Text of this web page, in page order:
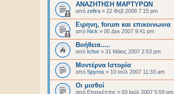
ΑΝΑΖΗΤΗΣΗ ΜΑΡΤΥΡΩΝ
από zefira » 22 Φεβ 2008 7:15 pm
Ειρηνη, forum και επικοινωνια
από Nick » 05 Δεκ 2007 9:41 pm
Βοήθεια.....
από Ichor » 31 Μάιος 2007 2:53 pm
Μοντέρνα Ιστορία
από Spyros » 10 Ιούλ 2007 11:33 am
Οι μισθοί
από Επισκέπτης » 03 Ιούλ 2007 5:59 pm